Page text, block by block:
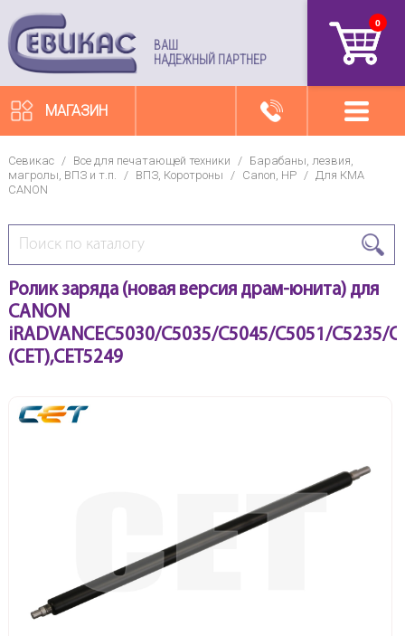
ВАШ
НАДЕЖНЫЙ ПАРТНЕР
0
МАГАЗИН
Севикас / Все для печатающей техники /
Барабаны, лезвия,
магролы, ВПЗ и т.п. / ВПЗ, Коротроны / Canon, HP / Для КМА
CANON
Ролик заряда (новая версия драм-юнита) для
CANON
iRADVANCEC5030/C5035/C5045/C5051/C5235/
(CET),CET5249